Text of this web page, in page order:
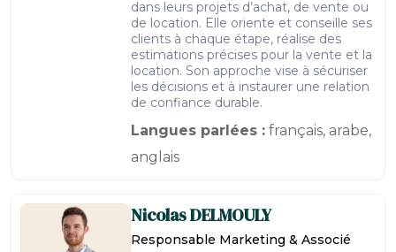
dans leurs projets d’achat, de vente ou
de location. Elle oriente et conseille ses
clients à chaque étape, réalise des
estimations précises pour la vente et la
location. Son approche vise à sécuriser
les décisions et à instaurer une relation
de confiance durable.
Langues parlées : français, arabe,
anglais
NicolasDELMOULY
Responsable Marketing & Associé